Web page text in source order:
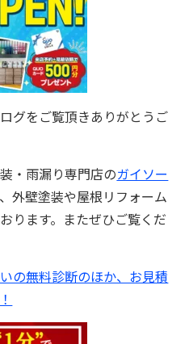
グをご覧頂きありがとうご
・雨漏り専門店のガイソー
外壁塗装や屋根リフォーム
ります。またぜひご覧くだ
の無料診断のほか、お見積